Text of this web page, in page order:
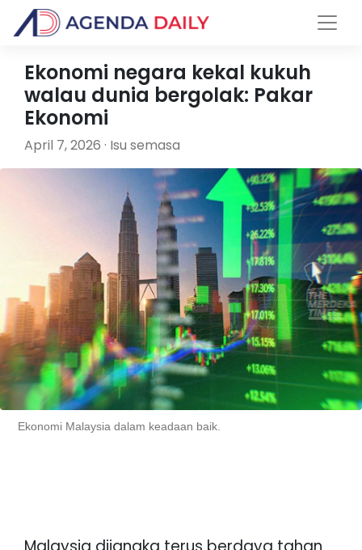
Ekonomi negara kekal kukuh
walau dunia bergolak: Pakar
Ekonomi
April 7, 2026 · Isu semasa
Ekonomi Malaysia dalam keadaan baik.